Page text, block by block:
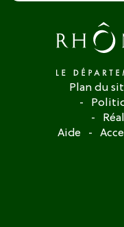
Plan du
Aide